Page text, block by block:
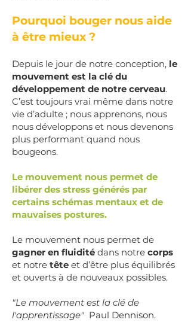
Pourquoi bouger nous aide
à être mieux ?
Depuis le jour de notre conception, le
mouvement est la clé du
développement de notre cerveau.
C’est toujours vrai même dans notre
vie d’adulte ; nous apprenons, nous
nous développons et nous devenons
plus performant quand nous
bougeons.
Le mouvement nous permet de
libérer des stress générés par
certains schémas mentaux et de
mauvaises postures.
Le mouvement nous permet de
gagner en fluidité dans notre corps
et notre tête et d’être plus équilibrés
et ouverts à de nouveaux possibles.
"Le mouvement est la clé de
l'apprentissage" Paul Dennison.